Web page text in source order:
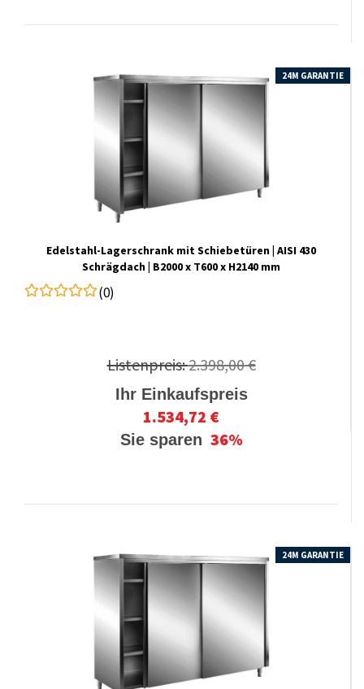
24M GARANTIE
Edelstahl-​​Lagerschrank mit Schiebetüren | AISI 430
Schrägdach | B2000 x T600 x H2140 mm
(0)
Listenpreis:2.398,00 €
Ihr Einkaufspreis
1.534,72 €
Sie sparen 36%
24M GARANTIE